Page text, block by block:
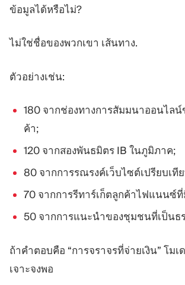
ข้อมูลได้หรือไม่?
ไม่ใช่ชื่อของพวกเขา เส้นทาง.
ตัวอย่างเช่น:
180 จากช่องทางการสัมมนาออนไล
ค้า;
120 จากสองพันธมิตร IB ในภูมิภาค;
80 จากการรณรงค์เว็บไซต์เปรียบเที
70 จากการรีทาร์เก็ตลูกค้าไฟแนนซ์
50 จากการแนะนำของชุมชนที่เป็นธ
ถ้าคำตอบคือ “การจราจรที่จ่ายเงิน” โม
เจาะจงพอ